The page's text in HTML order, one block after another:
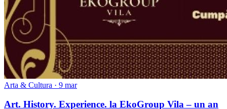
Arta & Cultura · 9 mar
Art. History. Experience. la EkoGroup Vila – un an